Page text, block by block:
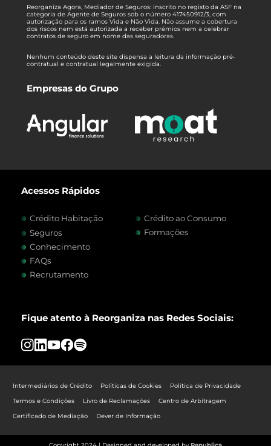
Reorganiza Agora, Mediador de Seguros: inscrito no registo da ASF na
categoria de Agente de Seguros sob o número 417450912/3, com
autorização para os ramos Vida e Não Vida. Não assume a cobertura
dos riscos nem está autorizada a receber prémios nem a celebrar
contratos de seguro em nome das seguradoras.
Nenhum conteúdo deste site dispensa a leitura da informação pré-
contratual e contratual legalmente exigida.
Empresas do Grupo
Acessos Rápidos
Crédito Habitação
Crédito ao Consumo
Seguros
Formações
Conhecimento
FAQs
Recrutamento
Fique atento à Reorganiza nas Redes Sociais:
Intermediários de Crédito Políticas de Cookies
Política de Privacidade
Termos e Condições
Livro de Reclamações
Centro de Arbitragem
Certificado de Mediação
Dever de Informação